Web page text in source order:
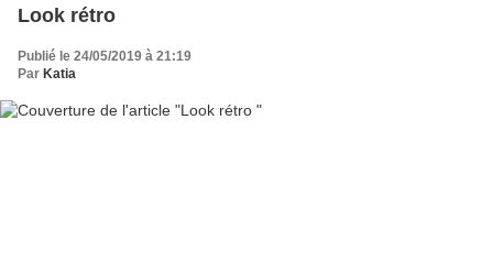
Look rétro
Publié le 24/05/2019 à 21:19
Par Katia